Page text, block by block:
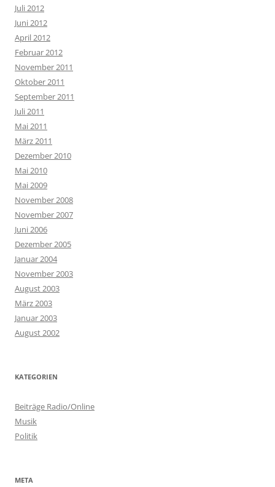
Juli 2012
Juni 2012
April 2012
Februar 2012
November 2011
Oktober 2011
September 2011
Juli 2011
Mai 2011
März 2011
Dezember 2010
Mai 2010
Mai 2009
November 2008
November 2007
Juni 2006
Dezember 2005
Januar 2004
November 2003
August 2003
März 2003
Januar 2003
August 2002
KATEGORIEN
Beiträge Radio/Online
Musik
Politik
META